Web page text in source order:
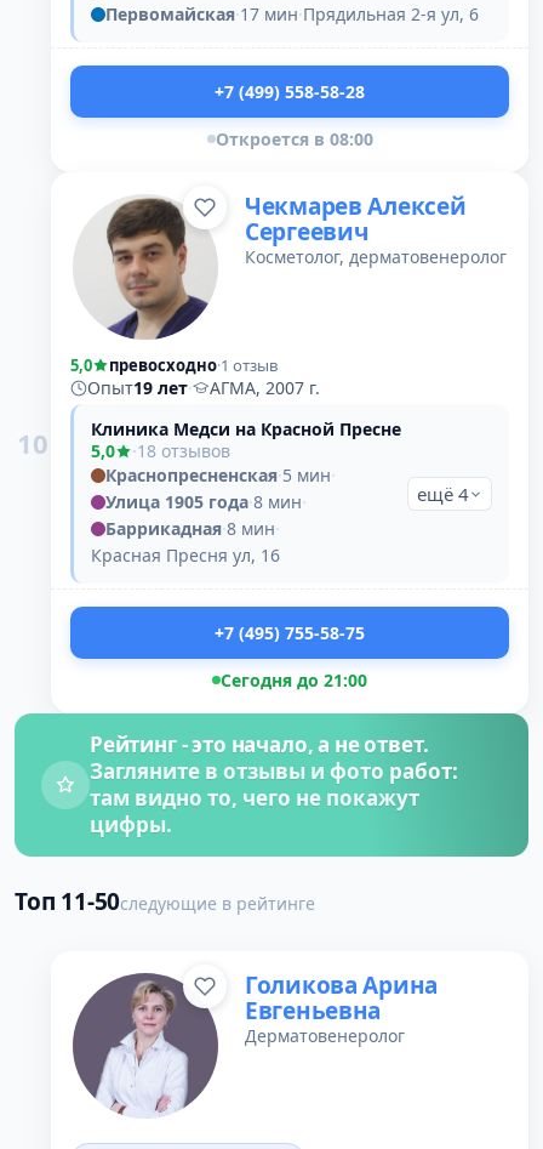
Первомайская·17 мин·Прядильная 2-я ул, 6
+7 (499) 558-58-28
Откроется в 08:00
10
Чекмарев Алексей
Сергеевич
Косметолог, дерматовенеролог
5,0 превосходно·1 отзыв
Опыт19 лет·
АГМА, 2007 г.
Клиника Медси на Красной Пресне
5,0
·18 отзывов
Краснопресненская·5 мин·
Улица 1905 года·8 мин·
Баррикадная·8 мин·
Красная Пресня ул, 16
ещё 4
+7 (495) 755-58-75
Сегодня до 21:00
Рейтинг - это начало, а не ответ.
Загляните в отзывы и фото работ:
там видно то, чего не покажут
цифры.
Топ 11-50следующие в рейтинге
Голикова Арина
Евгеньевна
Дерматовенеролог